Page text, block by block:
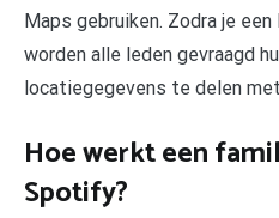
Maps gebruiken. Zodra je
worden alle leden gevraagd
locatiegegevens te delen
Hoe werkt een
Spotify?